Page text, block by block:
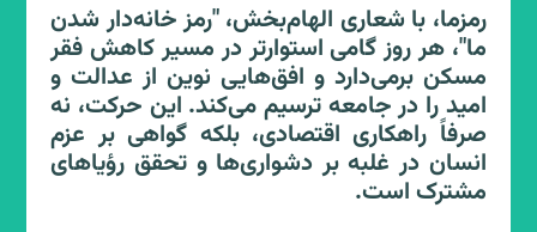
رمزما، با شعاری الهام‌بخش، "رمز خانه‌دار شدن
ما"، هر روز گامی استوارتر در مسیر کاهش فقر
مسکن برمی‌دارد و افق‌هایی نوین از عدالت و
امید را در جامعه ترسیم می‌کند. این حرکت، نه
صرفاً راهکاری اقتصادی، بلکه گواهی بر عزم
انسان در غلبه بر دشواری‌ها و تحقق رؤیاهای
مشترک است.
جامعه
رمزما برای جامعه چه مزایایی دارد؟